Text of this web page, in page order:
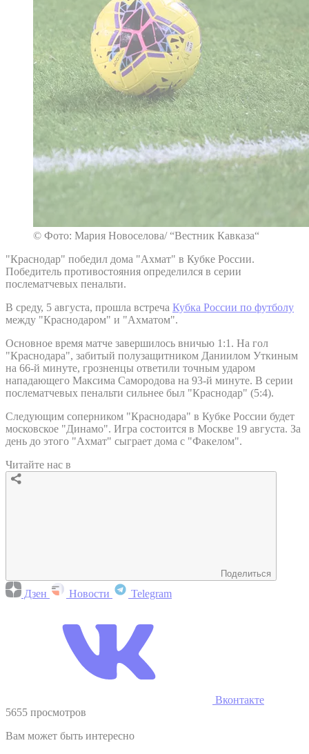
© Фото: Мария Новоселова/ “Вестник Кавказа“
"Краснодар" победил дома "Ахмат" в Кубке России.
Победитель противостояния определился в серии
послематчевых пенальти.
В среду, 5 августа, прошла встреча Кубка России по футболу
между "Краснодаром" и "Ахматом".
Основное время матче завершилось вничью 1:1. На гол
"Краснодара", забитый полузащитником Даниилом Уткиным
на 66-й минуте, грозненцы ответили точным ударом
нападающего Максима Самородова на 93-й минуте. В серии
послематчевых пенальти сильнее был "Краснодар" (5:4).
Следующим соперником "Краснодара" в Кубке России будет
московское "Динамо". Игра состоится в Москве 19 августа. За
день до этого "Ахмат" сыграет дома с "Факелом".
Читайте нас в
Поделиться
Дзен Новости Telegram
Вконтакте
5655 просмотров
Вам может быть интересно